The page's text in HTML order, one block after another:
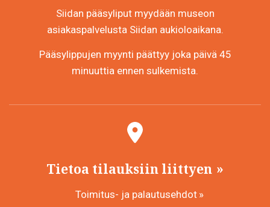
Siidan pääsyliput myydään museon
asiakaspalvelusta Siidan aukioloaikana.
Pääsylippujen myynti päättyy joka päivä 45
minuuttia ennen sulkemista.
Tietoa tilauksiin liittyen
Toimitus- ja palautusehdot